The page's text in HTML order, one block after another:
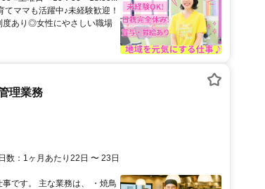
ママも活躍中♪未経験歓迎！
度あり◎女性にやさしい職場
理業務
数：1ヶ月あたり22日 〜 23日
です。 主な業務は、 ・焼鳥